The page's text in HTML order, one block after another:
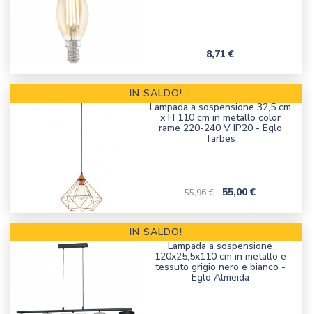
Prezzo
8,71 €
Lampada a sospensione 32,5 cm
x H 110 cm in metallo color
rame 220-240 V IP20 - Eglo
Tarbes
Prezzo corrente
55,96 € Prezzo
55,00 €
IN SALDO!
Lampada a sospensione
120x25,5x110 cm in metallo e
tessuto grigio nero e bianco -
Eglo Almeida
IN SALDO!